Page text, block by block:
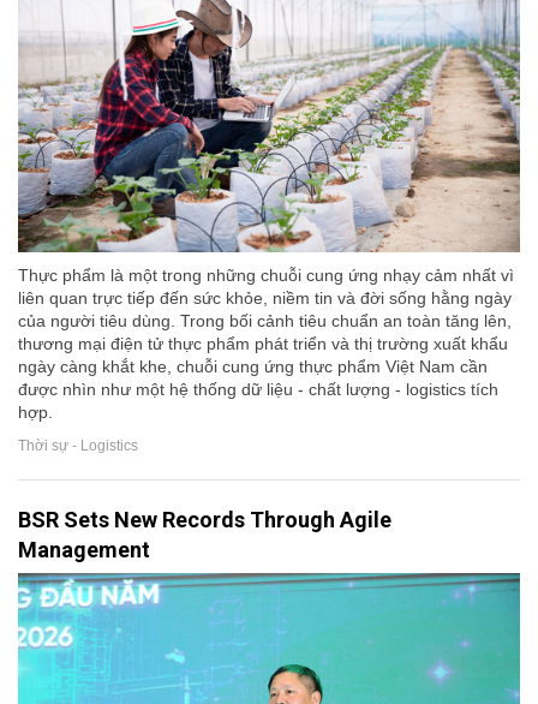
Thực phẩm là một trong những chuỗi cung ứng nhạy cảm nhất vì
liên quan trực tiếp đến sức khỏe, niềm tin và đời sống hằng ngày
của người tiêu dùng. Trong bối cảnh tiêu chuẩn an toàn tăng lên,
thương mại điện tử thực phẩm phát triển và thị trường xuất khẩu
ngày càng khắt khe, chuỗi cung ứng thực phẩm Việt Nam cần
được nhìn như một hệ thống dữ liệu - chất lượng - logistics tích
hợp.
Thời sự - Logistics
BSR Sets New Records Through Agile
Management